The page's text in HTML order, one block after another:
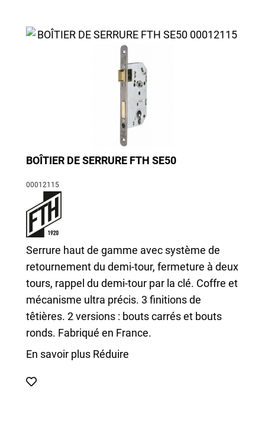
BOÎTIER DE SERRURE FTH SE50
00012115
Serrure haut de gamme avec système de
retournement du demi-tour, fermeture à deux
tours, rappel du demi-tour par la clé. Coffre et
mécanisme ultra précis. 3 finitions de
têtières. 2 versions : bouts carrés et bouts
ronds. Fabriqué en France.
En savoir plus Réduire